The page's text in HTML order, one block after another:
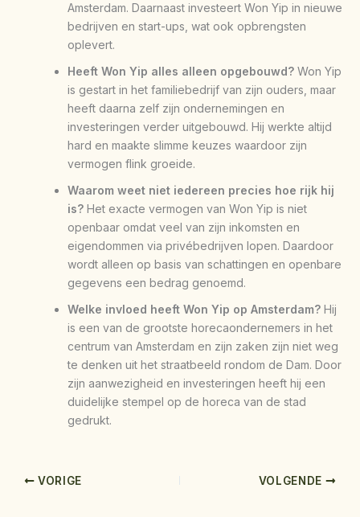
Amsterdam. Daarnaast investeert Won Yip in nieuwe
bedrijven en start-ups, wat ook opbrengsten
oplevert.
Heeft Won Yip alles alleen opgebouwd?Won Yip
is gestart in het familiebedrijf van zijn ouders, maar
heeft daarna zelf zijn ondernemingen en
investeringen verder uitgebouwd. Hij werkte altijd
hard en maakte slimme keuzes waardoor zijn
vermogen flink groeide.
Waarom weet niet iedereen precies hoe rijk hij
is?Het exacte vermogen van Won Yip is niet
openbaar omdat veel van zijn inkomsten en
eigendommen via privébedrijven lopen. Daardoor
wordt alleen op basis van schattingen en openbare
gegevens een bedrag genoemd.
Welke invloed heeft Won Yip op Amsterdam?Hij
is een van de grootste horecaondernemers in het
centrum van Amsterdam en zijn zaken zijn niet weg
te denken uit het straatbeeld rondom de Dam. Door
zijn aanwezigheid en investeringen heeft hij een
duidelijke stempel op de horeca van de stad
gedrukt.
VORIGE VOLGENDE